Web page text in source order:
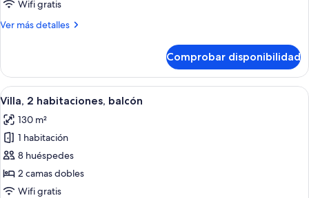
de
con
sofá
cama,
balcón
Wifi gratis
Ver más detalles
Más
1
cama
de
grande
con
sofá
cama,
balcón
Comprobar disponibilidad
Abrir
todas
las
fotos
de
Villa,
2
Una habitación de hotel moderna
10
Villa, 2 habitaciones, balcón
130 m²
1 habitación
8 huéspedes
2 camas dobles
Wifi gratis